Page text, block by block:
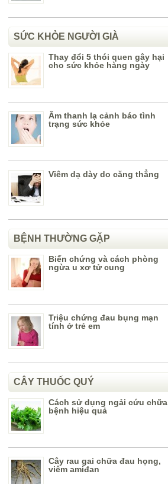
SỨC KHỎE NGƯỜI GIÀ
Thay đổi 5 thói quen gây hại
cho sức khỏe hàng ngày
Âm thanh lạ cảnh báo tình
trạng sức khỏe
Viêm dạ dày do căng thẳng
BỆNH THƯỜNG GẶP
Biến chứng và cách phòng
ngừa u xơ tử cung
Triệu chứng đau bụng mạn
tính ở trẻ em
CÂY THUỐC QUÝ
Cách sử dụng ngải cứu chữa
bệnh hiệu quả
Cây rau gai chữa đau họng,
viêm amiđan